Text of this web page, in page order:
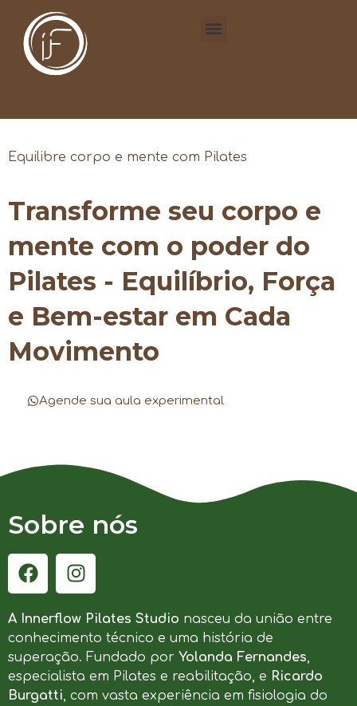
Equilibre corpo e mente com Pilates
Transforme seu corpo e
mente com o poder do
Pilates - Equilíbrio, Força
e Bem-estar em Cada
Movimento
Agende sua aula experimental
Sobre nós
A Innerflow Pilates Studio nasceu da união entre
conhecimento técnico e uma história de
superação. Fundado por Yolanda Fernandes,
especialista em Pilates e reabilitação, e Ricardo
Burgatti, com vasta experiência em fisiologia do